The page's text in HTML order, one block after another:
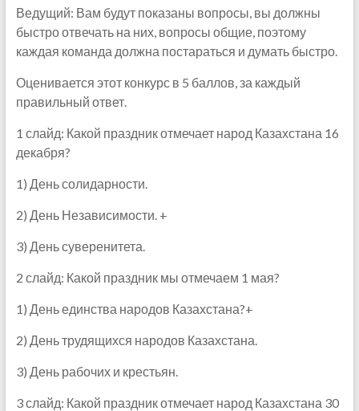
Ведущий: Вам будут показаны вопросы, вы должны
быстро отвечать на них, вопросы общие, поэтому
каждая команда должна постараться и думать быстро.
Оценивается этот конкурс в 5 баллов, за каждый
правильный ответ.
1 слайд: Какой праздник отмечает народ Казахстана 16
декабря?
1) День солидарности.
2) День Независимости. +
3) День суверенитета.
2 слайд: Какой праздник мы отмечаем 1 мая?
1) День единства народов Казахстана?+
2) День трудящихся народов Казахстана.
3) День рабочих и крестьян.
3 слайд: Какой праздник отмечает народ Казахстана 30